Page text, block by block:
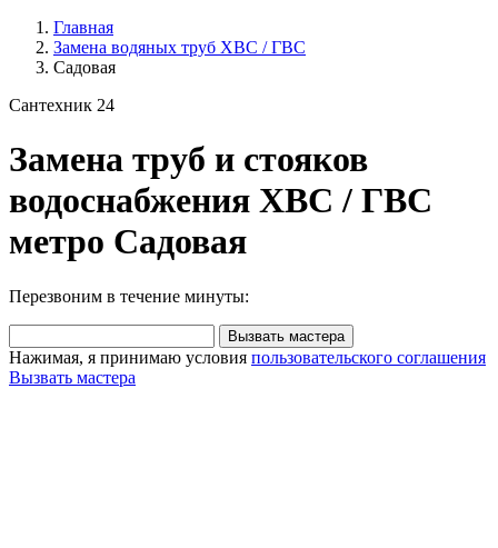
Главная
Замена водяных труб ХВС / ГВС
Садовая
Сантехник 24
Замена труб и стояков
водоснабжения ХВС / ГВС
метро Садовая
Перезвоним в течение минуты:
Вызвать мастера
Нажимая, я принимаю условия пользовательского соглашения
Вызвать мастера